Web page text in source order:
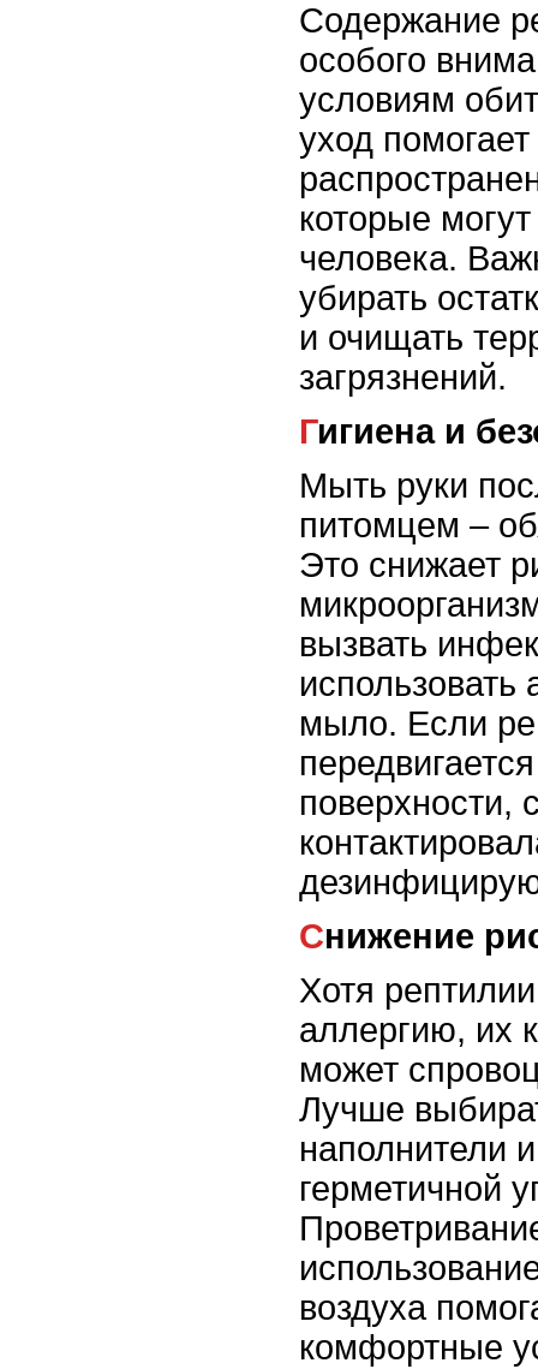
Содержание
особого
условиям
уход
которые
человека.
убирать
и очищать
загрязнений.
Гигиена и
Мыть руки
питомцем –
Это снижает
вызвать
использовать
мыло. Если
поверхности,
Снижение
Хотя
аллергию, их
может
Лучше
наполнители
герметичной
воздуха
комфортные